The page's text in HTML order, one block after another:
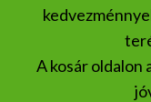
A kosár oldalon